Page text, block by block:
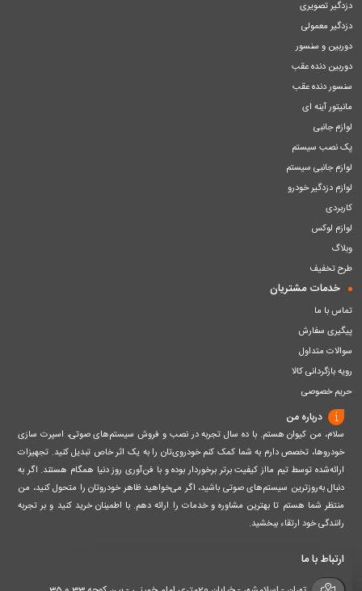
دزدگیر تصویری
دزدگیر معمولی
دوربین و سنسور
دوربین دنده عقب
سنسور دنده عقب
مانیتور آینه ای
لوازم جانبی
پک نصب سیستم
لوازم جانبی سیستم
لوازم دزدگیر خودرو
کاربردی
لوازم لوکس
وبلاگ
طرح تخفیف
خدمات مشتریان
تماس با ما
پیگیری سفارش
سوالات متداول
رویه بازگردانی کالا
حریم خصوصی
درباره من
سلام، من کیوان هستم. با ده سال تجربه در نصب و فروش سیستم‌های صوتی، اسپرت سازی
خودروها، تخصص دارم به شما کمک کنم خودروی‌تان را به یک اثر خاص تبدیل کنید. تجهیزات
ارائه‌شده توسط تیم مااز کیفیت برتر برخوردار بوده و با فن‌آوری روز دنیا همگام هستند. اگر به
دنبال به‌روزترین سیستم‌های صوتی باشید، اگر می‌خواهید ظاهر خودروتان را متحول کنید، من
منتظر شما هستم تا بهترین مشاوره و خدمات را ارائه دهم. با اطمینان خرید کنید و بر تجربه
رانندگی خود ارتقاء ببخشید.
ارتباط با ما